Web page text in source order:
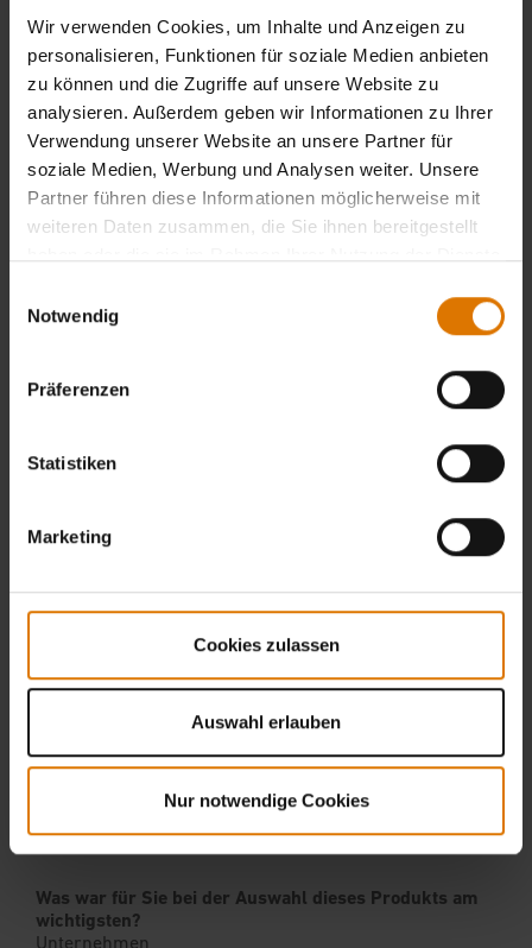
Wir verwenden Cookies, um Inhalte und Anzeigen zu
personalisieren, Funktionen für soziale Medien anbieten
zu können und die Zugriffe auf unsere Website zu
analysieren. Außerdem geben wir Informationen zu Ihrer
Verwendung unserer Website an unsere Partner für
soziale Medien, Werbung und Analysen weiter. Unsere
Partner führen diese Informationen möglicherweise mit
weiteren Daten zusammen, die Sie ihnen bereitgestellt
Notwendig
Präferenzen
Statistiken
Marketing
Cookies zulassen
Auswahl erlauben
Nur notwendige Cookies